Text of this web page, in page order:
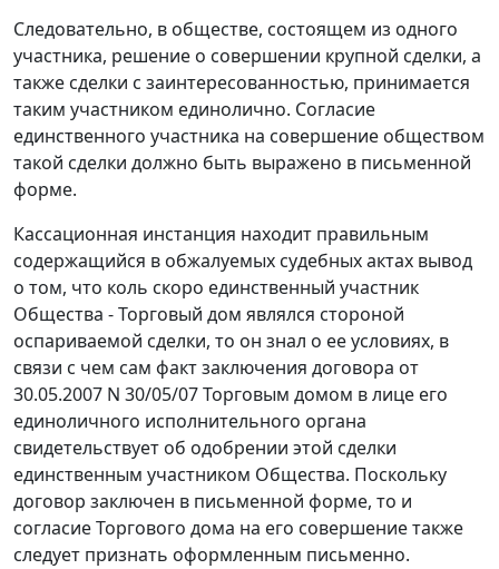
Следовательно, в обществе, состоящем из одного
участника, решение о совершении крупной сделки, а
также сделки с заинтересованностью, принимается
таким участником единолично. Согласие
единственного участника на совершение обществом
такой сделки должно быть выражено в письменной
форме.
Кассационная инстанция находит правильным
содержащийся в обжалуемых судебных актах вывод
о том, что коль скоро единственный участник
Общества - Торговый дом являлся стороной
оспариваемой сделки, то он знал о ее условиях, в
связи с чем сам факт заключения договора от
30.05.2007 N 30/05/07 Торговым домом в лице его
единоличного исполнительного органа
свидетельствует об одобрении этой сделки
единственным участником Общества. Поскольку
договор заключен в письменной форме, то и
согласие Торгового дома на его совершение также
следует признать оформленным письменно.